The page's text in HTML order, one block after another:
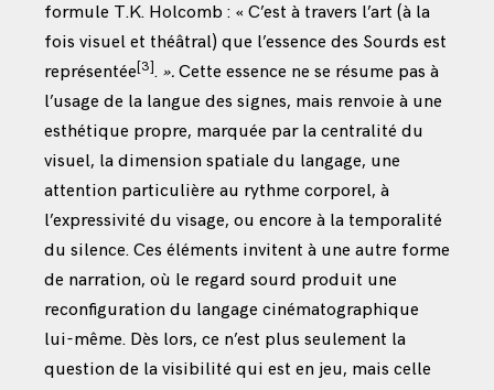
formule T.K. Holcomb : « C’est à travers l’art (à la
fois visuel et théâtral) que l’essence des Sourds est
représentée [3]. ». Cette essence ne se résume pas à
l’usage de la langue des signes, mais renvoie à une
esthétique propre, marquée par la centralité du
visuel, la dimension spatiale du langage, une
attention particulière au rythme corporel, à
l’expressivité du visage, ou encore à la temporalité
du silence. Ces éléments invitent à une autre forme
de narration, où le regard sourd produit une
reconfiguration du langage cinématographique
lui-même. Dès lors, ce n’est plus seulement la
question de la visibilité qui est en jeu, mais celle